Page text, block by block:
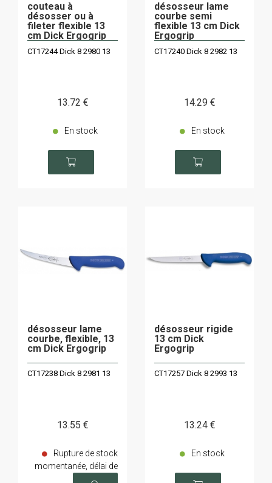
couteau à
désosser ou à
fileter flexible 13
cm Dick Ergogrip
CT17244 Dick 8 2980 13
13.72 €
En stock
désosseur lame
courbe semi
flexible 13 cm Dick
Ergogrip
CT17240 Dick 8 2982 13
14.29 €
En stock
désosseur lame
courbe, flexible, 13
cm Dick Ergogrip
CT17238 Dick 8 2981 13
13.55 €
Rupture de stock
momentanée, délai de
livraison sur demande
désosseur rigide
13 cm Dick
Ergogrip
CT17257 Dick 8 2993 13
13.24 €
En stock